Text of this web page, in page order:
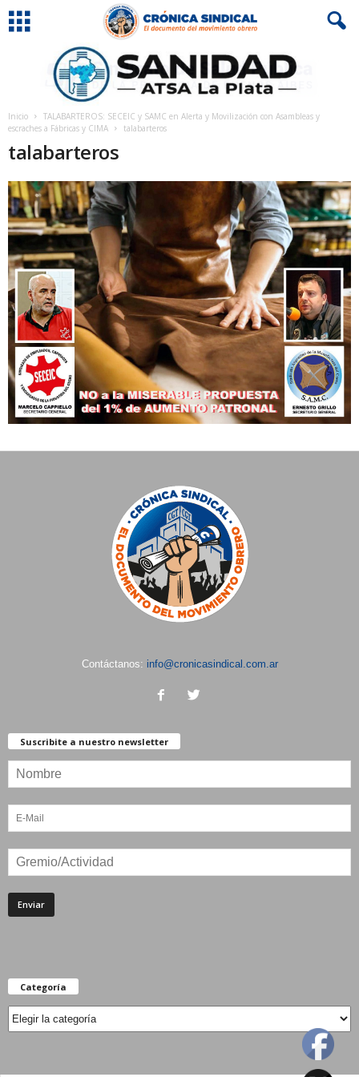
Inicio
TALABARTEROS: SECEIC y SAMC en Alerta y Movilización con Asambleas y
escraches a Fábricas y CIMA
talabarteros
talabarteros
Contáctanos: info@cronicasindical.com.ar
Suscribite a nuestro newsletter
Categoría
Categoría